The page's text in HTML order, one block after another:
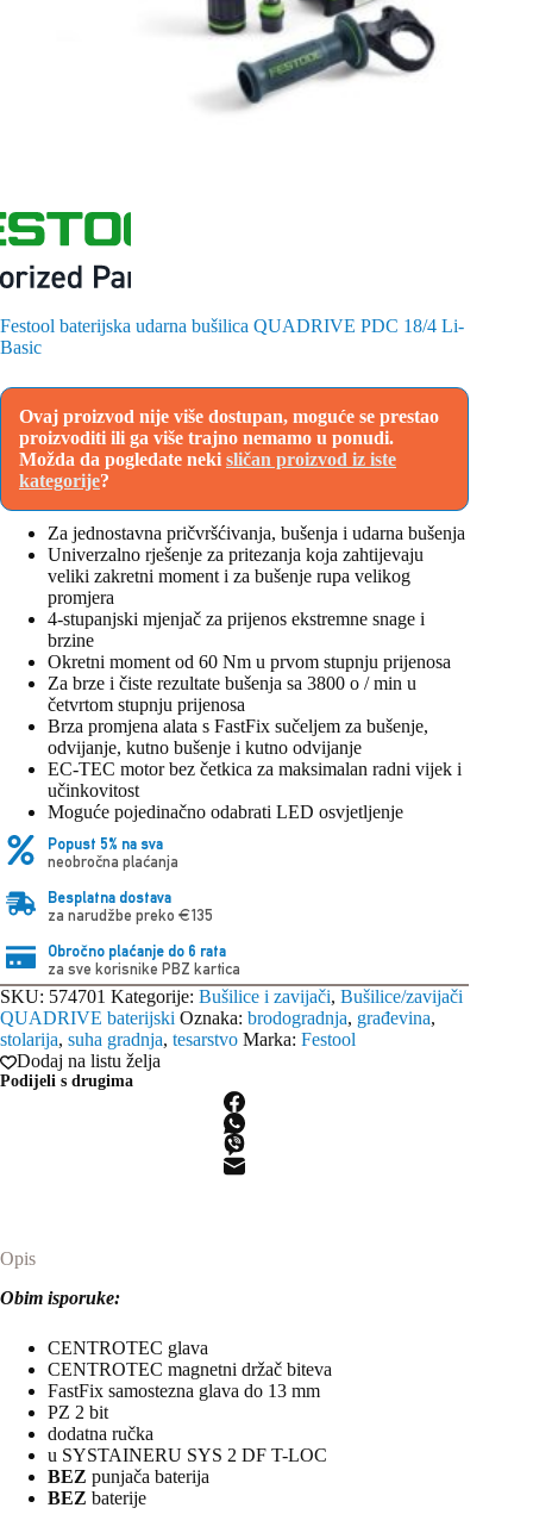
Festool baterijska udarna bušilica QUADRIVE PDC 18/4 Li-
Basic
Ovaj proizvod nije više dostupan, moguće se prestao
proizvoditi ili ga više trajno nemamo u ponudi.
Možda da pogledate neki sličan proizvod iz iste
kategorije?
Za jednostavna pričvršćivanja, bušenja i udarna bušenja
Univerzalno rješenje za pritezanja koja zahtijevaju
veliki zakretni moment i za bušenje rupa velikog
promjera
4-stupanjski mjenjač za prijenos ekstremne snage i
brzine
Okretni moment od 60 Nm u prvom stupnju prijenosa
Za brze i čiste rezultate bušenja sa 3800 o / min u
četvrtom stupnju prijenosa
Brza promjena alata s FastFix sučeljem za bušenje,
odvijanje, kutno bušenje i kutno odvijanje
EC-TEC motor bez četkica za maksimalan radni vijek i
učinkovitost
Moguće pojedinačno odabrati LED osvjetljenje
Popust 5% na sva
neobročna plaćanja
Besplatna dostava
za narudžbe preko €135
Obročno plaćanje do 6 rata
za sve korisnike PBZ kartica
SKU: 574701 Kategorije: Bušilice i zavijači, Bušilice/zavijači
QUADRIVE baterijski Oznaka: brodogradnja, građevina,
stolarija, suha gradnja, tesarstvo Marka: Festool
Dodaj na listu želja
Podijeli s drugima
Opis
Obim isporuke:
CENTROTEC glava
CENTROTEC magnetni držač biteva
FastFix samostezna glava do 13 mm
PZ 2 bit
dodatna ručka
u SYSTAINERU SYS 2 DF T-LOC
BEZ punjača baterija
BEZ baterije